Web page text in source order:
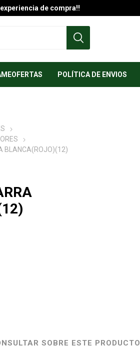
experiencia de compra!!
POLÍTICA DE ENVIOS
BLANCA(ROJO)(12)
SOBRE ESTE PRODUCTO